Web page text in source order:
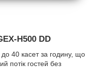
H500 DD
40 касет за годину, що
потік гостей без